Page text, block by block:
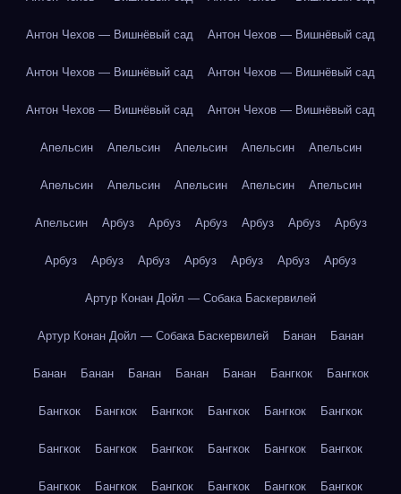
Антон Чехов — Вишнёвый сад Антон Чехов — Вишнёвый сад
Антон Чехов — Вишнёвый сад Антон Чехов — Вишнёвый сад
Антон Чехов — Вишнёвый сад Антон Чехов — Вишнёвый сад
Апельсин Апельсин Апельсин Апельсин Апельсин
Апельсин Апельсин Апельсин Апельсин Апельсин
Апельсин Арбуз Арбуз Арбуз Арбуз Арбуз Арбуз
Арбуз Арбуз Арбуз Арбуз Арбуз Арбуз Арбуз
Артур Конан Дойл — Собака Баскервилей
Артур Конан Дойл — Собака Баскервилей Банан Банан
Банан Банан Банан Банан Банан Бангкок Бангкок
Бангкок Бангкок Бангкок Бангкок Бангкок Бангкок
Бангкок Бангкок Бангкок Бангкок Бангкок Бангкок
Бангкок Бангкок Бангкок Бангкок Бангкок Бангкок